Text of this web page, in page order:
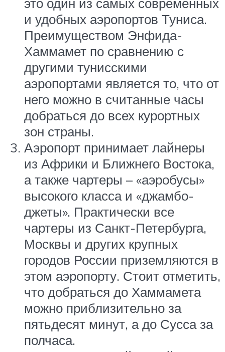
и удобных аэропортов Туниса.
Преимуществом Энфида-
Хаммамет по сравнению с
другими тунисскими
аэропортами является то, что от
него можно в считанные часы
добраться до всех курортных
зон страны.
Аэропорт принимает лайнеры
из Африки и Ближнего Востока,
а также чартеры – «аэробусы»
высокого класса и «джамбо-
джеты». Практически все
чартеры из Санкт-Петербурга,
Москвы и других крупных
городов России приземляются в
этом аэропорту. Стоит отметить,
что добраться до Хаммамета
можно приблизительно за
пятьдесят минут, а до Сусса за
полчаса.